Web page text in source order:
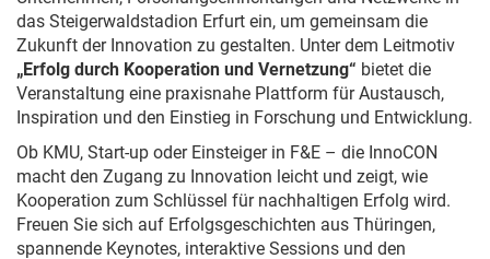
das Steigerwaldstadion Erfurt ein, um gemeinsam die
Zukunft der Innovation zu gestalten. Unter dem Leitmotiv
„Erfolg durch Kooperation und Vernetzung“ bietet die
Veranstaltung eine praxisnahe Plattform für Austausch,
Inspiration und den Einstieg in Forschung und Entwicklung.
Ob KMU, Start-up oder Einsteiger in F&E – die InnoCON
macht den Zugang zu Innovation leicht und zeigt, wie
Kooperation zum Schlüssel für nachhaltigen Erfolg wird.
Freuen Sie sich auf Erfolgsgeschichten aus Thüringen,
spannende Keynotes, interaktive Sessions und den